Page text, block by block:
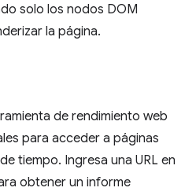
solo los nodos DOM
la página.
de rendimiento web
para acceder a páginas
tiempo. Ingresa una URL en
obtener un informe